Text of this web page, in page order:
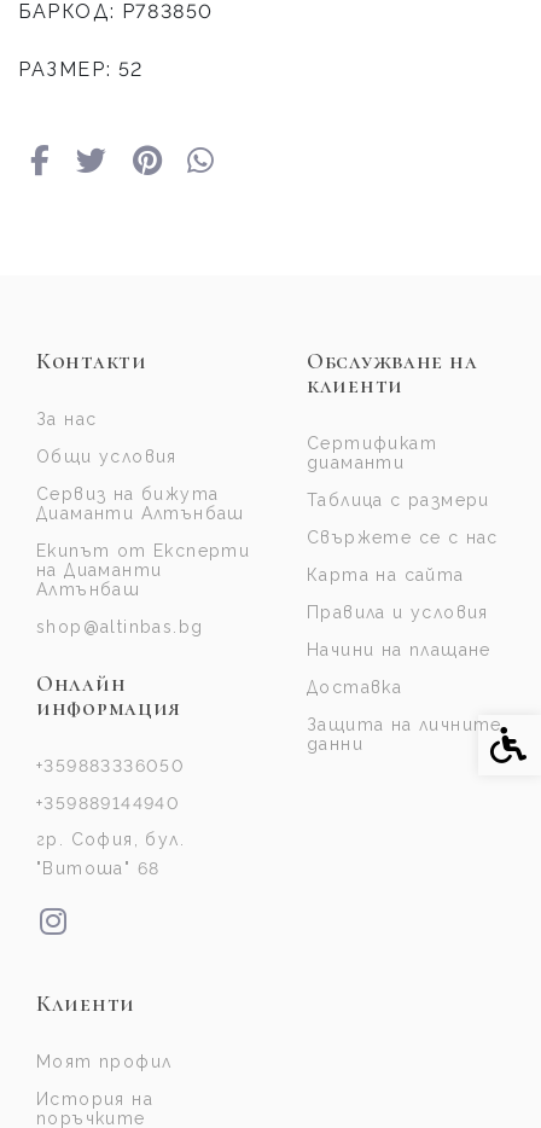
БАРКОД: P783850
РАЗМЕР: 52
Контакти
За нас
Общи условия
Сервиз на бижута
Диаманти Алтънбаш
Екипът от Експерти
на Диаманти
Алтънбаш
shop@altinbas.bg
Онлайн
информация
+359883336050
+359889144940
гр. София, бул.
"Витоша" 68
Обслужване на
клиенти
Сертификат
диаманти
Таблица с размери
Свържете се с нас
Карта на сайта
Правила и условия
Начини на плащане
Доставка
Защита на личните
данни
Клиенти
Моят профил
История на
поръчките